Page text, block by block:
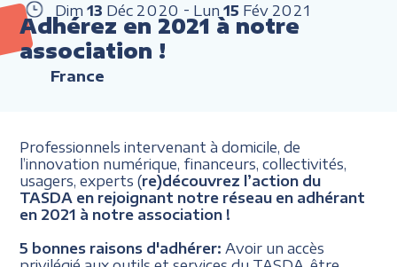
Dim 13 Déc 2020 Lun 15 Fév 2021
Adhérez en 2021 à notre
association !
France
Professionnels intervenant à domicile, de
l’innovation numérique, financeurs, collectivités,
usagers, experts (re)découvrez l’action du
TASDA en rejoignant notre réseau en adhérant
en 2021 à notre association !
5 bonnes raisons d'adhérer: Avoir un accès